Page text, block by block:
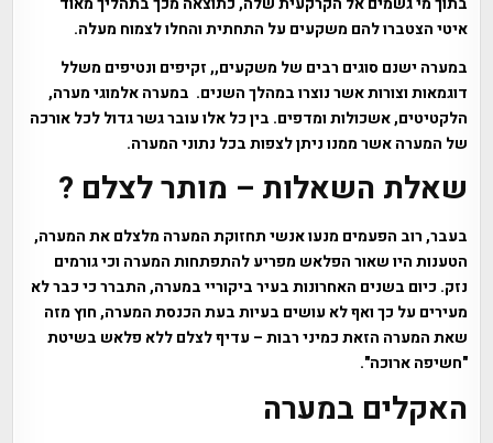
איטי הצטברו להם משקעים על התחתית והחלו לצמוח מעלה.
במערה ישנם סוגים רבים של משקעים,, זקיפים ונטיפים משלל
דוגמאות וצורות אשר נוצרו במהלך השנים. במערה אלמוגי מערה,
הלקטיטים, אשכולות ומדפים. בין כל אלו עובר גשר גדול לכל אורכה
של המערה אשר ממנו ניתן לצפות בכל נתוני המערה.
שאלת השאלות – מותר לצלם ?
בעבר, רוב הפעמים מנעו אנשי תחזוקת המערה מלצלם את המערה,
הטענות היו שאור הפלאש מפריע להתפתחות המערה וכי גורמים
נזק. כיום בשנים האחרונות בעיר ביקוריי במערה, התברר כי כבר לא
מעירים על כך ואף לא עושים בעיות בעת הכנסת המערה, חוץ מזה
שאת המערה הזאת כמיני רבות – עדיף לצלם ללא פלאש בשיטת
"חשיפה ארוכה".
האקלים במערה